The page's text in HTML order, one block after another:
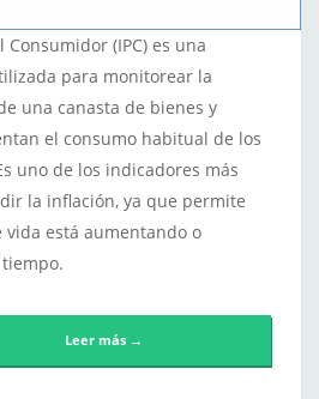
Consumidor (IPC) es una
para monitorear la
una canasta de bienes y
el consumo habitual de los
uno de los indicadores más
la inflación, ya que permite
vida está aumentando o
Leer más →